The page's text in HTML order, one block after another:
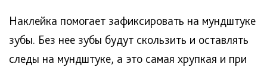
Наклейка помогает зафиксировать на мундштуке
зубы. Без нее зубы будут скользить и оставлять
следы на мундштуке, а это самая хрупкая и при